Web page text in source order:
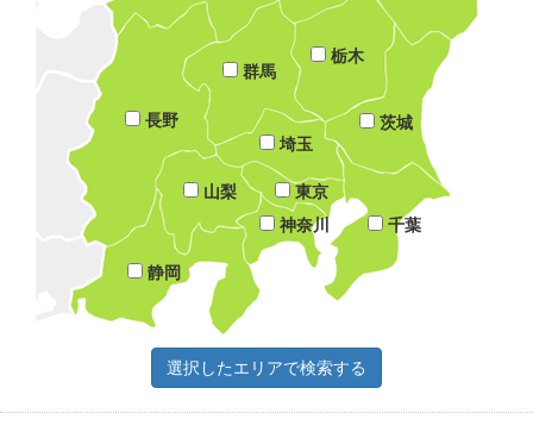
東京
神奈川
静岡
埼玉
千葉
茨城
栃木
群馬
山梨
長野